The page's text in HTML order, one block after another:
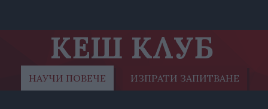
КЕШ КЛУБ
НАУЧИ ПОВЕЧЕ ИЗПРАТИ ЗАПИТВАНЕ